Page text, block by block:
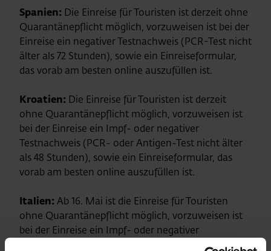
Spanien: Die Einreise für Touristen ist derzeit ohne
Quarantänepflicht möglich, vorzuweisen ist bei der
Einreise ein negativer Testnachweis (PCR-Test nicht
älter als 72 Stunden), sowie ein Einreiseformular,
das vorab am besten online auszufüllen ist.
Kroatien: Die Einreise für Touristen ist derzeit
ohne Quarantänepflicht möglich, vorzuweisen ist
bei der Einreise ein Impf- oder negativer
Testnachweis (PCR- oder Antigen-Test nicht älter
als 48 Stunden), sowie ein Einreiseformular, das
vorab am besten online auszufüllen ist.
Italien: Ab 16. Mai ist die Einreise für Touristen
ohne Quarantänepflicht möglich, vorzuweisen ist
bei der Einreise ein Impf- oder negativer
Testnachweis (PCR- oder Antigen-Test nicht älter